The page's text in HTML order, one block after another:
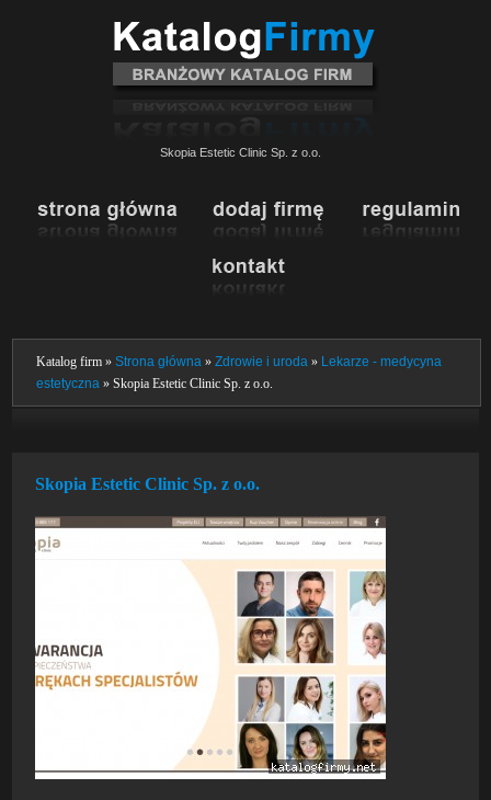
Skopia Estetic Clinic Sp. z o.o.
Katalog firm »Strona główna »Zdrowie i uroda » Lekarze - medycyna
estetyczna » Skopia Estetic Clinic Sp. z o.o.
Skopia Estetic Clinic Sp. z o.o.